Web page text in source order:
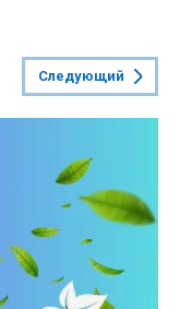
Следующий